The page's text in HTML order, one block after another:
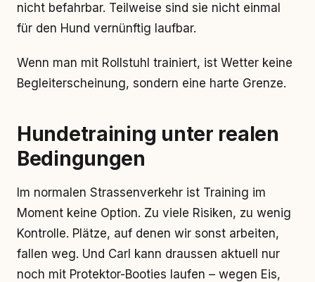
nicht befahrbar. Teilweise sind sie nicht einmal
für den Hund vernünftig laufbar.
Wenn man mit Rollstuhl trainiert, ist Wetter keine
Begleiterscheinung, sondern eine harte Grenze.
Hundetraining unter realen
Bedingungen
Im normalen Strassenverkehr ist Training im
Moment keine Option. Zu viele Risiken, zu wenig
Kontrolle. Plätze, auf denen wir sonst arbeiten,
fallen weg. Und Carl kann draussen aktuell nur
noch mit Protektor-Booties laufen – wegen Eis,